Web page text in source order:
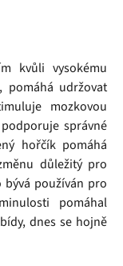
kvůli vysokému
pomáhá udržovat
mozkovou
správné
hořčík pomáhá
důležitý pro
bývá používán pro
pomáhal
dnes se hojně